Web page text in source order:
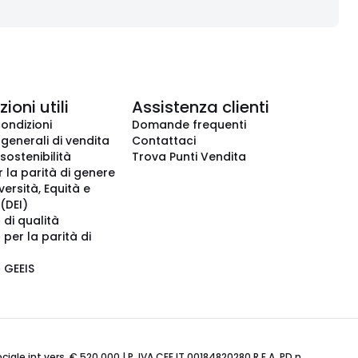
utili
di vendita
la parità di genere
Equità e
qualità
per la parità di
Assistenza clienti
Domande frequenti
Contattaci
Trova Punti Vendita